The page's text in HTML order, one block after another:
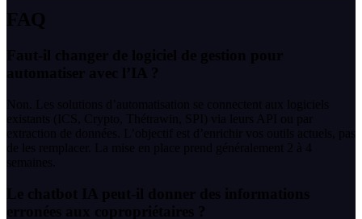
FAQ
Faut-il changer de logiciel de gestion pour
automatiser avec l’IA ?
Non. Les solutions d’automatisation se connectent aux logiciels
existants (ICS, Crypto, Thétrawin, SPI) via leurs API ou par
extraction de données. L’objectif est d’enrichir vos outils actuels, pas
de les remplacer. La mise en place prend généralement 2 à 4
semaines.
Le chatbot IA peut-il donner des informations
erronées aux copropriétaires ?